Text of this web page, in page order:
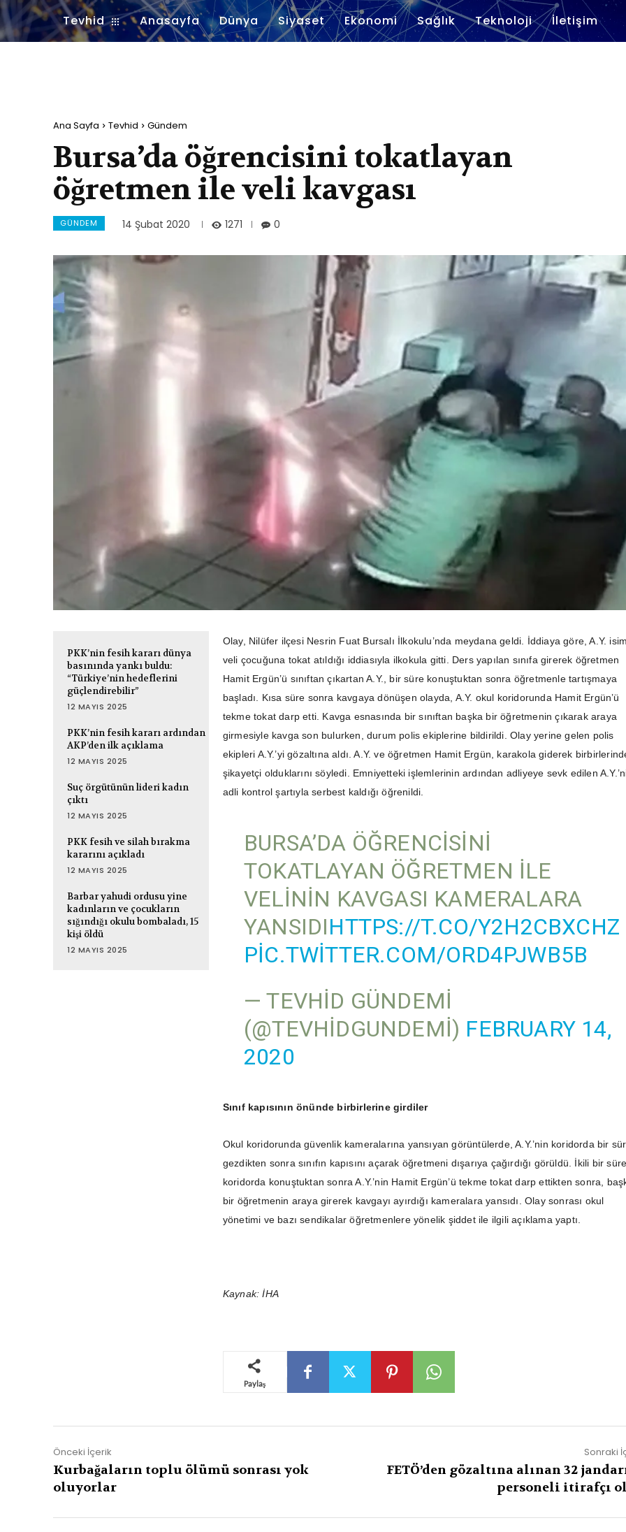
Tevhid Anasayfa Dünya Siyaset Ekonomi Sağlık Teknoloji İletişim
Ana Sayfa Tevhid Gündem
Bursa’da öğrencisini tokatlayan
öğretmen ile veli kavgası
GÜNDEM 14 Şubat 2020 1271 0
PKK’nin fesih kararı dünya
basınında yankı buldu:
“Türkiye’nin hedeflerini
güçlendirebilir”
12 MAYIS 2025
PKK’nin fesih kararı ardından
AKP’den ilk açıklama
12 MAYIS 2025
Suç örgütünün lideri kadın
çıktı
12 MAYIS 2025
PKK fesih ve silah bırakma
kararını açıkladı
12 MAYIS 2025
Barbar yahudi ordusu yine
kadınların ve çocukların
sığındığı okulu bombaladı, 15
kişi öldü
12 MAYIS 2025
Olay, Nilüfer ilçesi Nesrin Fuat Bursalı İlkokulu’nda meydana geldi. İddiaya göre, A.Y.
veli çocuğuna tokat atıldığı iddiasıyla ilkokula gitti. Ders yapılan sınıfa girerek öğretmen
Hamit Ergün’ü sınıftan çıkartan A.Y., bir süre konuştuktan sonra öğretmenle tartışmaya
başladı. Kısa süre sonra kavgaya dönüşen olayda, A.Y. okul koridorunda Hamit Ergün’ü
tekme tokat darp etti. Kavga esnasında bir sınıftan başka bir öğretmenin çıkarak araya
girmesiyle kavga son bulurken, durum polis ekiplerine bildirildi. Olay yerine gelen polis
ekipleri A.Y.’yi gözaltına aldı. A.Y. ve öğretmen Hamit Ergün, karakola giderek
şikayetçi olduklarını söyledi. Emniyetteki işlemlerinin ardından adliyeye sevk edilen
adli kontrol şartıyla serbest kaldığı öğrenildi.
BURSA’DA ÖĞRENCISINI
TOKATLAYAN ÖĞRETMEN ILE
VELININ KAVGASI KAMERALARA
YANSIDIHTTPS://T.CO/Y2H2CBXCHZ
PIC.TWITTER.COM/ORD4PJWB5B
— TEVHID GÜNDEMI
(@TEVHIDGUNDEMI) FEBRUARY 14,
2020
Sınıf kapısının önünde birbirlerine girdiler
Okul koridorunda güvenlik kameralarına yansıyan görüntülerde, A.Y.’nin koridorda bir
gezdikten sonra sınıfın kapısını açarak öğretmeni dışarıya çağırdığı görüldü. İkili bir süre
koridorda konuştuktan sonra A.Y.’nin Hamit Ergün’ü tekme tokat darp ettikten sonra,
bir öğretmenin araya girerek kavgayı ayırdığı kameralara yansıdı. Olay sonrası okul
yönetimi ve bazı sendikalar öğretmenlere yönelik şiddet ile ilgili açıklama yaptı.
Kaynak: İHA
Paylaş
Önceki İçerik
Kurbağaların toplu ölümü sonrası yok
oluyorlar
Sonraki
FETÖ’den gözaltına alınan 32
personeli itirafçı